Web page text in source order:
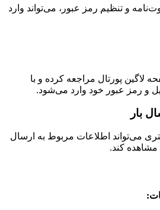
و تنظیم رمز عبور، می‌تواند وارد
لاگین پورتال مراجعه کرده و با
و رمز عبور خود وارد می‌شود.
می‌تواند اطلاعات مربوط به ارسال
کند.